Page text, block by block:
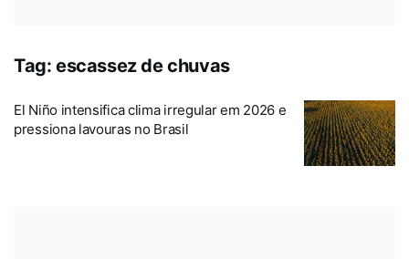
Tag: escassez de chuvas
El Niño intensifica clima irregular em 2026 e
pressiona lavouras no Brasil